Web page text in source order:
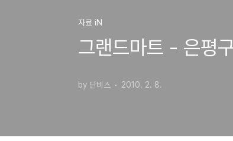
자료 iN
그랜드마트 - 은평
by 단비스 2010. 2. 8.